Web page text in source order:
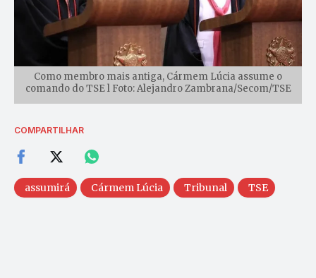
Como membro mais antiga, Cármem Lúcia assume o
comando do TSE l Foto: Alejandro Zambrana/Secom/TSE
COMPARTILHAR
assumirá Cármem Lúcia Tribunal TSE